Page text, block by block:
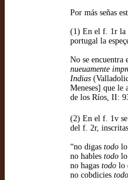
Por más señas
(1) En el f. 1r la
portugal la
No se encuentra
nueuamente
Indias
Meneses] que le
de los Ríos, II:
(2) En el f. 1v
del f. 2r,
“no digas todo lo
no hables todo
no hagas todo lo
no cobdicies todo